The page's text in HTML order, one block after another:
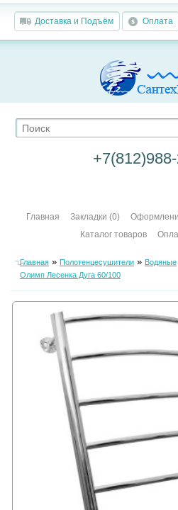
Доставка и Подъём Оплата
Главная Закладки (0)
Каталог товаров
Главная» Полотенцесушители» Водяные
Олимп Лесенка Дуга 60/100